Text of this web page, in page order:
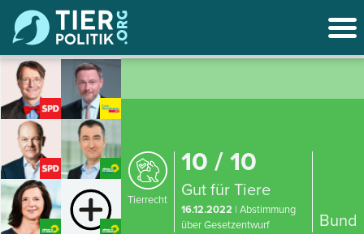
Tierrecht
10 / 10
Gut für Tiere
16.12.2022 | Abstimmung
über Gesetzentwurf
Bund